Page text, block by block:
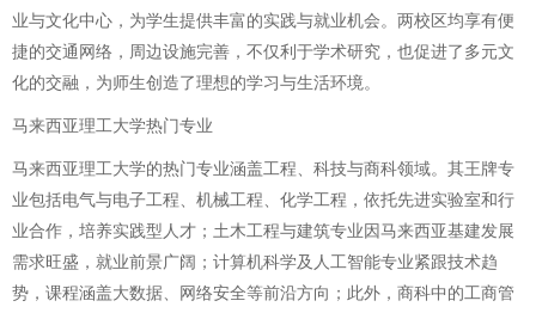
业与文化中心，为学生提供丰富的实践与就业机会。两校区均享有便
捷的交通网络，周边设施完善，不仅利于学术研究，也促进了多元文
化的交融，为师生创造了理想的学习与生活环境。
马来西亚理工大学热门专业
马来西亚理工大学的热门专业涵盖工程、科技与商科领域。其王牌专
业包括电气与电子工程、机械工程、化学工程，依托先进实验室和行
业合作，培养实践型人才；土木工程与建筑专业因马来西亚基建发展
需求旺盛，就业前景广阔；计算机科学及人工智能专业紧跟技术趋
势，课程涵盖大数据、网络安全等前沿方向；此外，商科中的工商管